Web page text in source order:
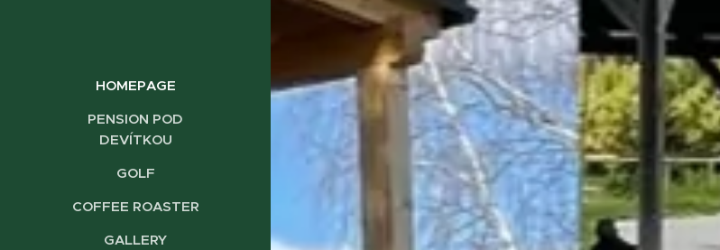
HOMEPAGE
PENSION POD
DEVÍTKOU
GOLF
COFFEE ROASTER
GALLERY